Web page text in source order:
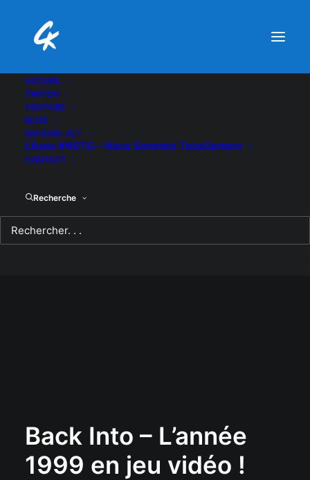
ACCUEIL
TWITCH
YOUTUBE
BLOG
QUI SUIS-JE ?
L’Asso #NSTG – Nous Sommes TousGamers
CONTACT
Recherche
Back Into – L’année
1999 en jeu vidéo !